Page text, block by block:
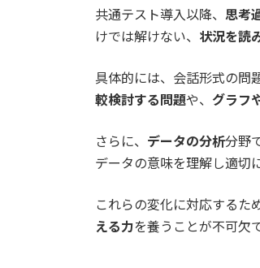
共通テスト導入以降、 思考
けでは解けない、 状況を読
具体的には、会話形式の問
較検討する問題や、 グラフ
さらに、 データの分析分野
データの意味を理解し適切
これらの変化に対応するた
える力を養うことが不可欠で